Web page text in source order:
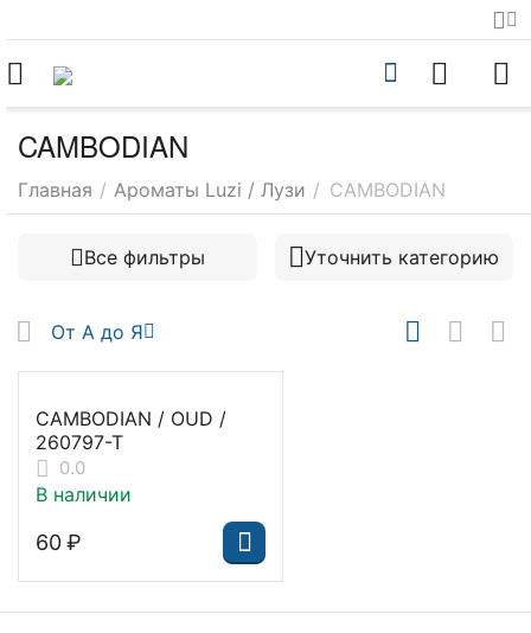
CAMBODIAN
Главная / Ароматы Luzi / Лузи / CAMBODIAN
Все фильтры Уточнить категорию
От А до Я
CAMBODIAN / OUD /
260797-T
0.0
В наличии
‍60‍ ₽